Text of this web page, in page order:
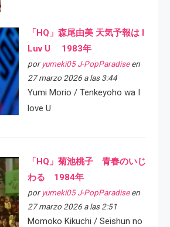
「HQ」森尾由美 天気予報は I
Luv U 1983年
por yumeki05 J-PopParadiseen
27 marzo 2026 a las 3:44
Yumi Morio / Tenkeyoho wa I
love U
「HQ」菊池桃子 青春のいじ
わる 1984年
por yumeki05 J-PopParadiseen
27 marzo 2026 a las 2:51
Momoko Kikuchi / Seishun no